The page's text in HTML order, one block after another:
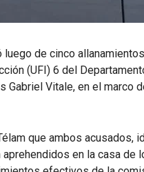
luego de cinco
(UFI) 6 del
Gabriel Vitale, en el marco
que ambos acusados,
en la casa de